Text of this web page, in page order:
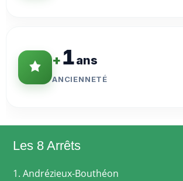
+1ans
ANCIENNETÉ
Les 8 Arrêts
1. Andrézieux-Bouthéon